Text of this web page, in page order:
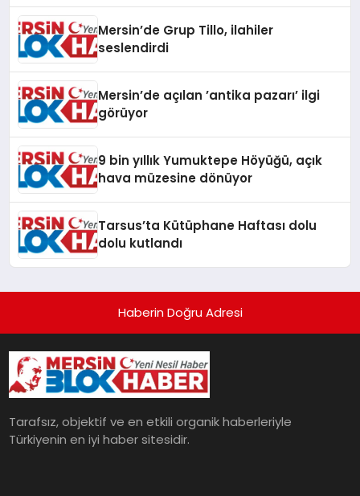
Mersin’de Grup Tillo, ilahiler
seslendirdi
Mersin’de açılan ’antika pazarı’ ilgi
görüyor
9 bin yıllık Yumuktepe Höyüğü, açık
hava müzesine dönüyor
Tarsus’ta Kütüphane Haftası dolu
dolu kutlandı
Haberin Doğru Adresi
Tarafsız, objektif ve en etkili organik haberleriyle
Türkiyenin en iyi haber sitesidir.